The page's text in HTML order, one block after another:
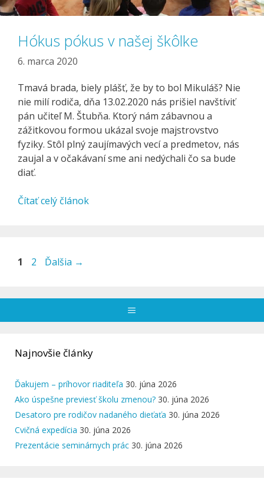
Hókus pókus v našej škôlke
6. marca 2020
Tmavá brada, biely plášť, že by to bol Mikuláš? Nie
nie milí rodiča, dňa 13.02.2020 nás prišiel navštíviť
pán učiteľ M. Štubňa. Ktorý nám zábavnou a
zážitkovou formou ukázal svoje majstrovstvo
fyziky. Stôl plný zaujímavých vecí a predmetov, nás
zaujal a v očakávaní sme ani nedýchali čo sa bude
diať.
Čítať celý článok
Stránka
1 Stránka
2 Ďalšia →
Najnovšie články
Ďakujem – príhovor riaditeľa 30. júna 2026
Ako úspešne previesť školu zmenou? 30. júna 2026
Desatoro pre rodičov nadaného dieťaťa 30. júna 2026
Cvičná expedícia 30. júna 2026
Prezentácie seminárnych prác 30. júna 2026